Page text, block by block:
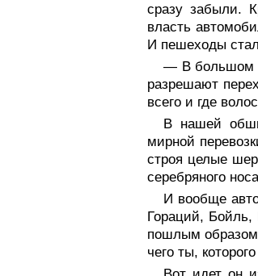
сразу забыли.
власть
И пешеходы
— В большом
разрешают
всего и где
В нашей
мирной
строя целые
серебряного
И вообще
Гораций, Бойль,
пошлым
чего ты,